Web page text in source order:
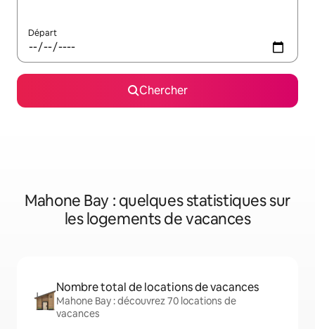
Départ
Chercher
Mahone Bay : quelques statistiques sur
les logements de vacances
Nombre total de locations de vacances
Mahone Bay : découvrez 70 locations de
vacances